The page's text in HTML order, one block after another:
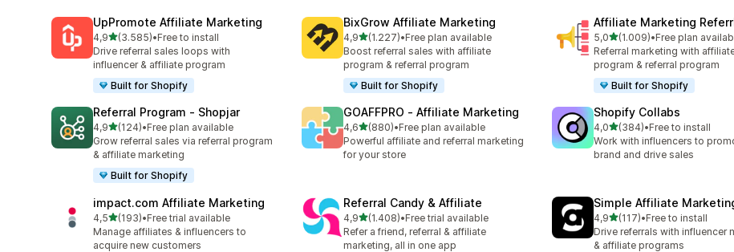
UpPromote Affiliate Marketing
4,95 yıldız üzerinden
(3.585)
toplam 3585 değerlendirme
•Free to install
Drive referral sales loops with
influencer & affiliate program
Built for Shopify
BixGrow Affiliate Marketing
4,95 yıldız üzerinden
(1.227)
toplam 1227 değerlendirme
•Free plan available
Boost referral sales with affiliate
program & referral program
Built for Shopify
Affiliate Marketing
5,05 yıldız üzerinden
(1.009)
toplam 1009 değerlendirme
•Free plan
Referral marketing with
program & referral program
Built for Shopify
Referral Program ‑ Shopjar
4,95 yıldız üzerinden
(124)
toplam 124 değerlendirme
•Free plan available
Grow referral sales via referral program
& affiliate marketing
Built for Shopify
GOAFFPRO ‑ Affiliate Marketing
4,65 yıldız üzerinden
(880)
toplam 880 değerlendirme
•Free plan available
Powerful affiliate and referral marketing
for your store
Shopify Collabs
4,05 yıldız üzerinden
(384)
toplam 384 değerlendirme
•Free to install
Work with influencers to
brand and drive sales
impact.com Affiliate Marketing
4,55 yıldız üzerinden
(193)
toplam 193 değerlendirme
•Free trial available
Manage affiliates & influencers to
acquire new customers
Referral Candy & Affiliate
4,95 yıldız üzerinden
(1.408)
toplam 1408 değerlendirme
•Free trial available
Refer a friend, referral & affiliate
marketing, all in one app
Simple Affiliate
4,95 yıldız üzerinden
(117)
toplam 117 değerlendirme
•Free to install
Drive referrals with influencer
& affiliate programs